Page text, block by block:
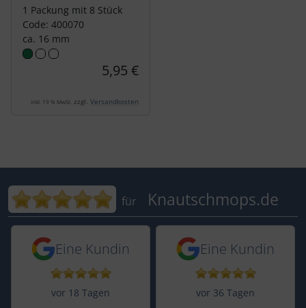
1 Packung mit 8 Stück
Code: 400070
ca. 16 mm
5,95 €
inkl. 19 % MwSt. zzgl. Versandkosten
Bewertungen für Knautschmops.de:
für Knautschmops.de
5 von 5 Sternen von einer Kundin vor
Eine Kundin
vor 18 Tagen
5 von 5 Sternen
Eine Kundin
vor 36 Tagen